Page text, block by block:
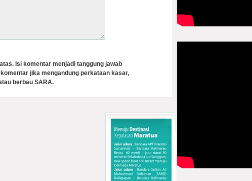
Isi komentar menjadi tanggung jawab
jika mengandung perkataan kasar,
berbau SARA.